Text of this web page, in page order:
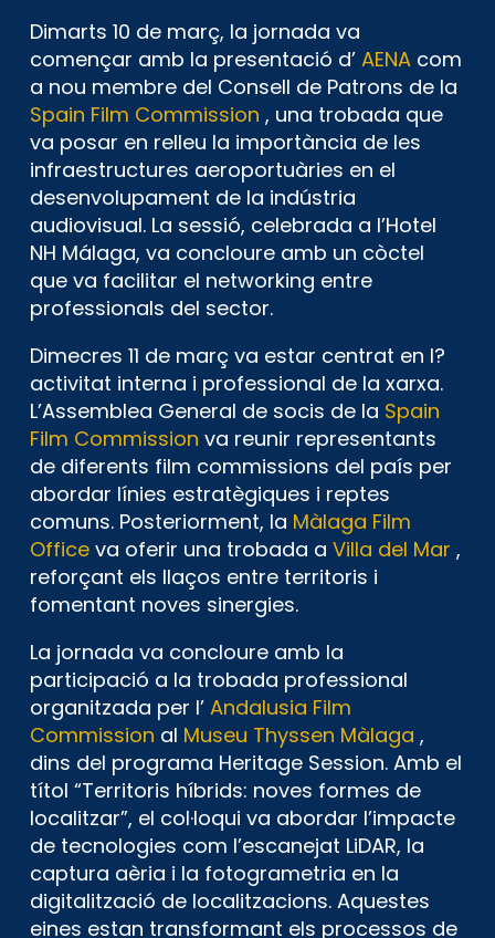
Dimarts 10 de març, la jornada va
començar amb la presentació d’ AENA com
a nou membre del Consell de Patrons de la
Spain Film Commission , una trobada que
va posar en relleu la importància de les
infraestructures aeroportuàries en el
desenvolupament de la indústria
audiovisual. La sessió, celebrada a l’Hotel
NH Málaga, va concloure amb un còctel
que va facilitar el networking entre
professionals del sector.
Dimecres 11 de març va estar centrat en l?
activitat interna i professional de la xarxa.
L’Assemblea General de socis de la Spain
Film Commission va reunir representants
de diferents film commissions del país per
abordar línies estratègiques i reptes
comuns. Posteriorment, la Màlaga Film
Office va oferir una trobada a Villa del Mar ,
reforçant els llaços entre territoris i
fomentant noves sinergies.
La jornada va concloure amb la
participació a la trobada professional
organitzada per l’ Andalusia Film
Commission al Museu Thyssen Màlaga ,
dins del programa Heritage Session. Amb el
títol “Territoris híbrids: noves formes de
localitzar”, el col·loqui va abordar l’impacte
de tecnologies com l’escanejat LiDAR, la
captura aèria i la fotogrametria en la
digitalització de localitzacions. Aquestes
eines estan transformant els processos de